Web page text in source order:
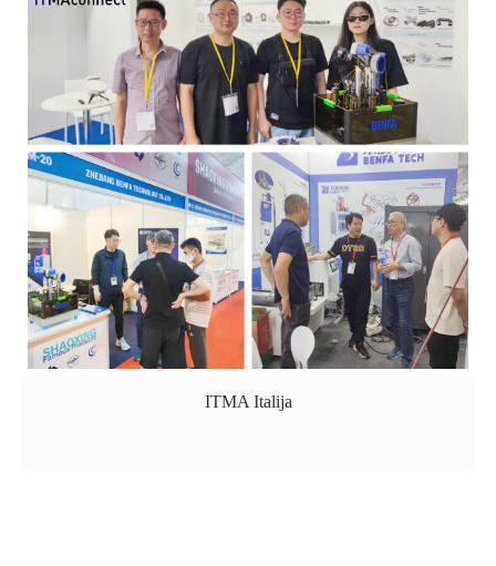
ITMA Italija